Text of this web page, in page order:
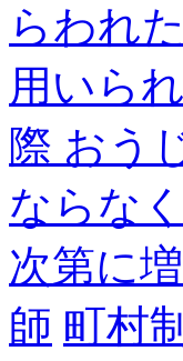
らわれ
用いら
際 おう
ならな
次第に
師 町村制